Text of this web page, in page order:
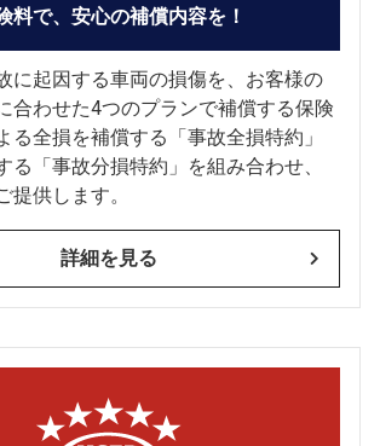
料で、安心の補償内容を！
に起因する車両の損傷を、お客様の
合わせた4つのプランで補償する保険
る全損を補償する「事故全損特約」
る「事故分損特約」を組み合わせ、
提供します。
詳細を見る